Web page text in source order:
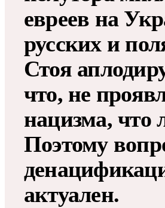
евреев на
русских и
Стоя
что, не
нацизма, что
Поэтому
актуален.